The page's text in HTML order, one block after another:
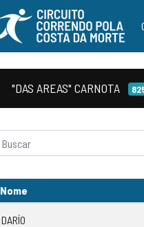
"DAS AREAS" CARNOTA
Nome
DARÍO